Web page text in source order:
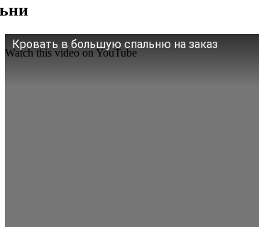
Кровать в большую спальню на заказ
Watch this video on YouTube